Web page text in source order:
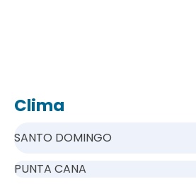
Clima
SANTO DOMINGO
PUNTA CANA